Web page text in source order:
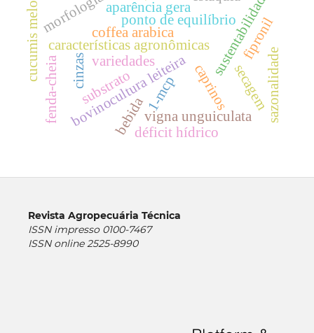
caprinos
características agronômicas
vigna unguiculata
sustentabilidade
coffea arabica
ponto de equilíbrio
bovinocultura leiteira
aparência gera
1-mcp
morfologia
déficit hídrico
cucumis melo l. variedades fipronil
fenda-cheia sazonalidade
secagem
cinzassubstrato
bebida
Revista Agropecuária Técnica
ISSN impresso 0100-7467
ISSN online 2525-8990